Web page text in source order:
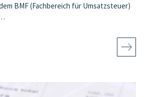
BMF (Fachbereich für Umsatzsteuer)